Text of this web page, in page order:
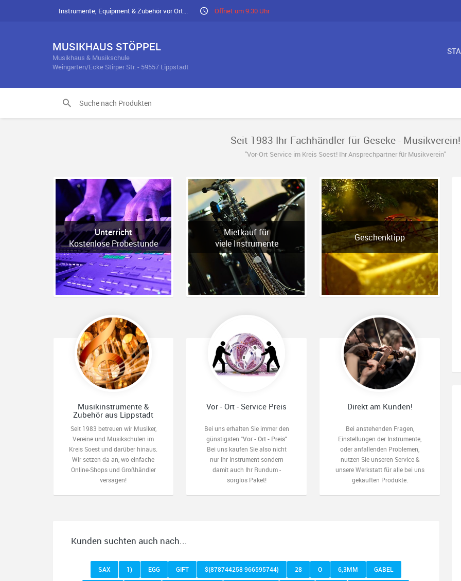
Instrumente, Equipment & Zubehör vor Ort... Öffnet um 9:30 Uhr
MUSIKHAUS STÖPPEL
Musikhaus & Musikschule
Weingarten/Ecke Stirper Str. - 59557 Lippstadt
Seit 1983 Ihr Fachhändler für Geseke - Musikverein!
"Vor-Ort Service im Kreis Soest! Ihr Ansprechpartner für Musikverein"
Unterricht
Kostenlose Probestunde
Mietkauf für
viele Instrumente
Geschenktipp
Musikinstrumente &
Zubehör aus Lippstadt
Seit 1983 betreuen wir Musiker,
Vereine und Musikschulen im
Kreis Soest und darüber hinaus.
Wir setzen da an, wo einfache
Online-Shops und Großhändler
versagen!
Vor - Ort - Service Preis
Bei uns erhalten Sie immer den
günstigsten "Vor - Ort - Preis"
Bei uns kaufen Sie also nicht
nur Ihr Instrument sondern
damit auch Ihr Rundum -
sorglos Paket!
Direkt am Kunden!
Bei anstehenden Fragen,
Einstellungen der Instrumente,
oder anfallenden Problemen,
nutzen Sie unseren Service &
unsere Werkstatt für alle bei uns
gekauften Produkte.
Kunden suchten auch nach...
SAX 1) EGG GIFT ${878744258 966595744} 28 O 6,3MM GABEL